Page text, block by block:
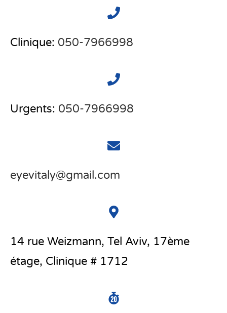
Clinique: 050-7966998
Urgents: 050-7966998
eyevitaly@gmail.com
14 rue Weizmann, Tel Aviv, 17ème
étage, Clinique # 1712